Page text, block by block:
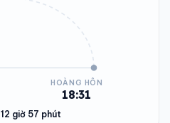
HOÀNG HÔN
18:31
12 giờ 57 phút